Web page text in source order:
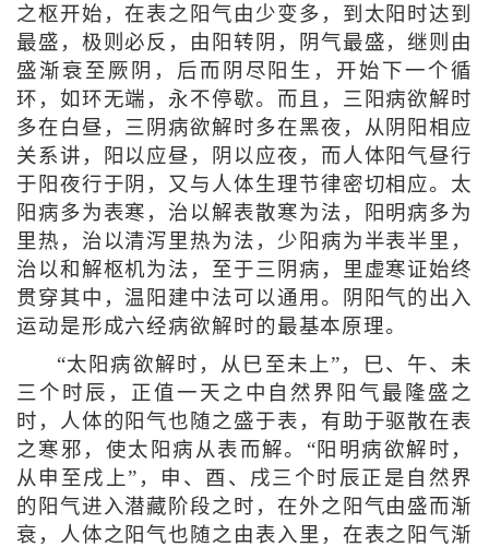
之枢开始，在表之阳气由少变多，到太阳时达到
最盛，极则必反，由阳转阴，阴气最盛，继则由
盛渐衰至厥阴，后而阴尽阳生，开始下一个循
环，如环无端，永不停歇。而且，三阳病欲解时
多在白昼，三阴病欲解时多在黑夜，从阴阳相应
关系讲，阳以应昼，阴以应夜，而人体阳气昼行
于阳夜行于阴，又与人体生理节律密切相应。太
阳病多为表寒，治以解表散寒为法，阳明病多为
里热，治以清泻里热为法，少阳病为半表半里，
治以和解枢机为法，至于三阴病，里虚寒证始终
贯穿其中，温阳建中法可以通用。阴阳气的出入
运动是形成六经病欲解时的最基本原理。
“太阳病欲解时，从巳至未上”，巳、午、未
三个时辰，正值一天之中自然界阳气最隆盛之
时，人体的阳气也随之盛于表，有助于驱散在表
之寒邪，使太阳病从表而解。“阳明病欲解时，
从申至戌上”，申、酉、戌三个时辰正是自然界
的阳气进入潜藏阶段之时，在外之阳气由盛而渐
衰，人体之阳气也随之由表入里，在表之阳气渐